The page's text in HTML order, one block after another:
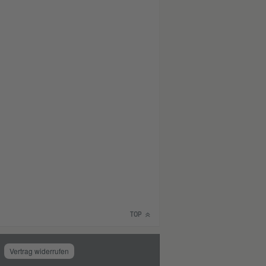
TOP
Vertrag widerrufen